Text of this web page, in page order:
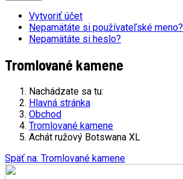
Vytvoriť účet
Nepamätáte si používateľské meno?
Nepamätáte si heslo?
Tromlované kamene
Nachádzate sa tu:
Hlavná stránka
Obchod
Tromlované kamene
Achát ružový Botswana XL
Späť na: Tromlované kamene